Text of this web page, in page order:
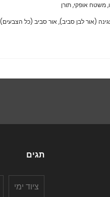
משטח אופקי, תורן
(אור לבן סביב), אור סביב (כל הצבעים)
תגים
ציוד ימי